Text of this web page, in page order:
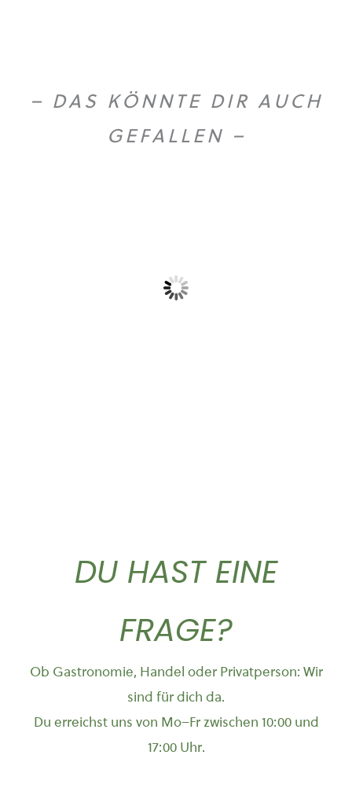
– DAS KÖNNTE DIR AUCH
GEFALLEN –
DU HAST EINE
FRAGE?
Ob Gastronomie, Handel oder Privatperson: Wir
sind für dich da.
Du erreichst uns von Mo–Fr zwischen 10:00 und
17:00 Uhr.